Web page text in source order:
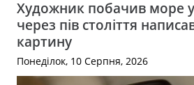
Художник побачив море
через пів століття
картину
Понеділок, 10 Серпня, 2026